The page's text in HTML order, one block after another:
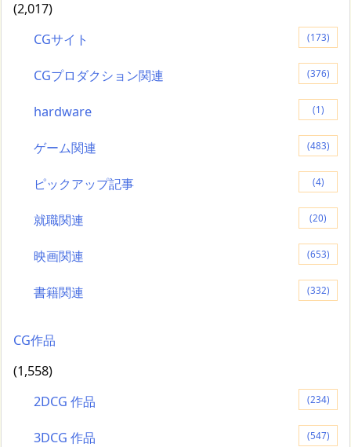
(2,017)
CGサイト
(173)
CGプロダクション関連 (376)
hardware (1)
ゲーム関連 (483)
ピックアップ記事 (4)
就職関連 (20)
映画関連 (653)
書籍関連 (332)
CG作品
(1,558)
2DCG 作品
(234)
3DCG 作品 (547)